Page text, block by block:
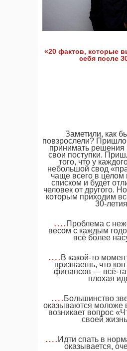
«20 фактов, которые
себя после
Заметили, как
повзрослели?
принимать решения
свои поступки.
того, что у
небольшой свод
чаще всего в целом
списком и будет
человек от другого.
которым приходим
30-
…. Проблема с
весом с каждым
всё более
…. В какой-то
признаешь, что
финансов — всё-
плохая
…. Большинство
оказываются моложе
возникает вопрос
своей
…. Идти спать в
оказывается,